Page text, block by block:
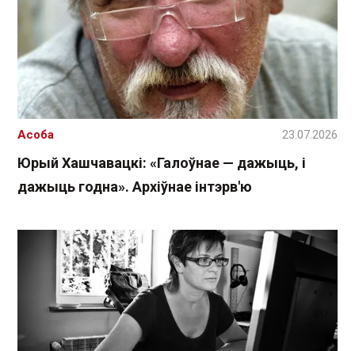
Юрый Хашчавацкі: «Галоўнае — дажыць, і
дажыць годна». Архіўнае інтэрв'ю
Асоба 23.07.2026